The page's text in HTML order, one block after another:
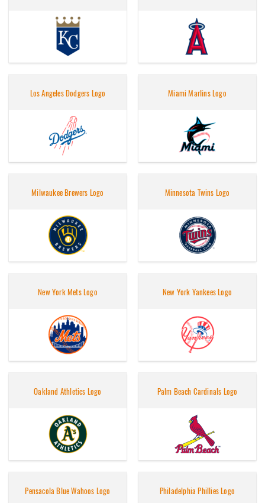
Los Angeles Dodgers Logo Miami Marlins Logo
Milwaukee Brewers Logo Minnesota Twins Logo
New York Mets Logo New York Yankees Logo
Oakland Athletics Logo Palm Beach Cardinals Logo
Pensacola Blue Wahoos Logo Philadelphia Phillies Logo